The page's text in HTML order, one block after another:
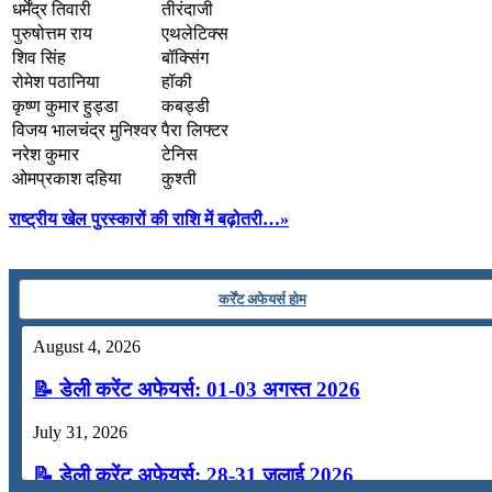
धर्मेंद्र तिवारी
तीरंदाजी
पुरुषोत्तम राय
एथलेटिक्स
शिव सिंह
बॉक्सिंग
रोमेश पठानिया
हॉकी
कृष्ण कुमार हुड्डा
कबड्डी
विजय भालचंद्र मुनिश्वर पैरा लिफ्टर
नरेश कुमार
टेनिस
ओमप्रकाश दहिया
कुश्ती
राष्ट्रीय खेल पुरस्कारों की राशि में बढ़ोतरी…»
कर्रेंट अफेयर्स होम
August 4, 2026
📝 डेली करेंट अफेयर्स: 01-03 अगस्त 2026
July 31, 2026
📝 डेली करेंट अफेयर्स: 28-31 जुलाई 2026